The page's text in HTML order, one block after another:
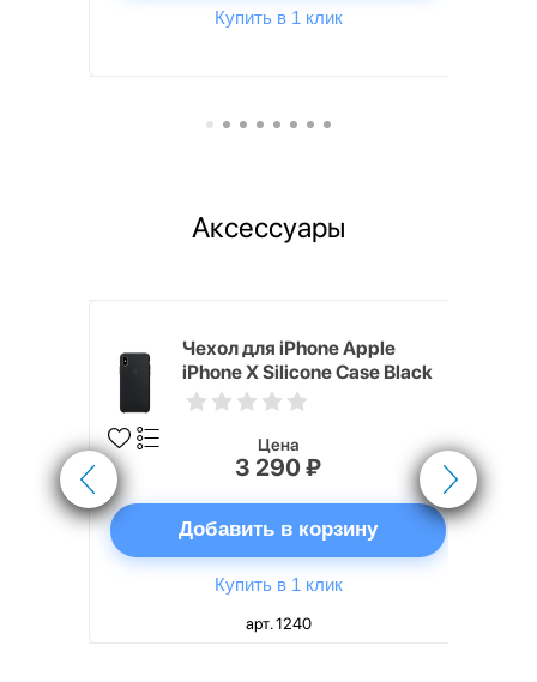
Купить в 1 клик
Аксессуары
Чехол для iPhone Apple
iPhone X Silicone Case Black
Цена
3 290 ₽
Добавить в корзину
Купить в 1 клик
арт. 1240